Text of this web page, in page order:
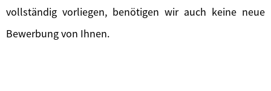
vollständig vorliegen, benötigen wir auch keine neue
Bewerbung von Ihnen.